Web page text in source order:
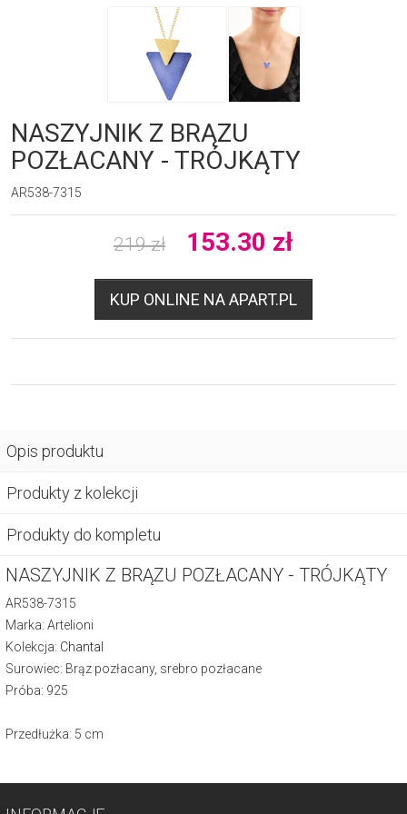
NASZYJNIK Z BRĄZU
POZŁACANY - TRÓJKĄTY
AR538-7315
219 zł 153.30 zł
KUP ONLINE NA APART.PL
Opis produktu
Produkty z kolekcji
Produkty do kompletu
NASZYJNIK Z BRĄZU POZŁACANY - TRÓJKĄTY
AR538-7315
Marka: Artelioni
Kolekcja: Chantal
Surowiec: Brąz pozłacany, srebro pozłacane
Próba: 925
Przedłużka: 5 cm